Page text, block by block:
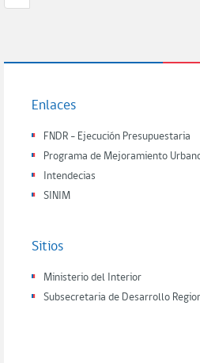
Enlaces
FNDR - Ejecución Presupuestaria
Programa de Mejoramiento
Intendecias
SINIM
Sitios
Ministerio del Interior
Subsecretaria de Desarrollo